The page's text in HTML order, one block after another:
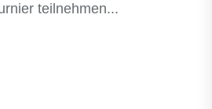
teilnehmen...